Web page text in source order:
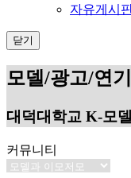
자유게시
닫기
모델/광고/연
대덕대학교 K-모
커뮤니티